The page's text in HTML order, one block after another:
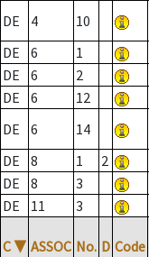
DE
4 10
DE
6 1
DE
6 2
DE
6 12
DE
6 14
DE
8 1 2
DE
8 3
DE
11 3
C ▼ ASSOC No. D Code